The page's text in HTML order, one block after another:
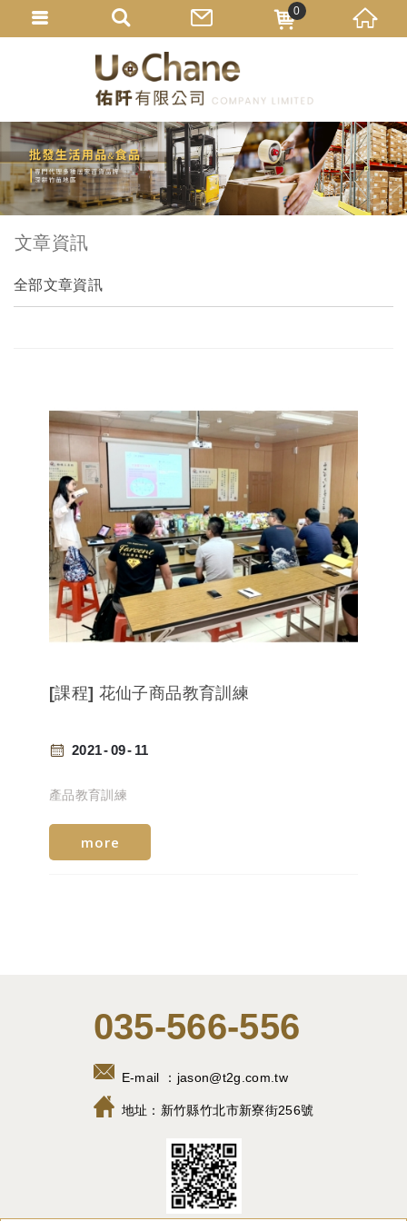
文章資訊
全部文章資訊
11
09
2021
[課程] 花仙子商品教育訓練
產品教育訓練
more
035-566-556
E-mail ： jason@t2g.com.tw
地址： 新竹縣竹北市新寮街256號
0